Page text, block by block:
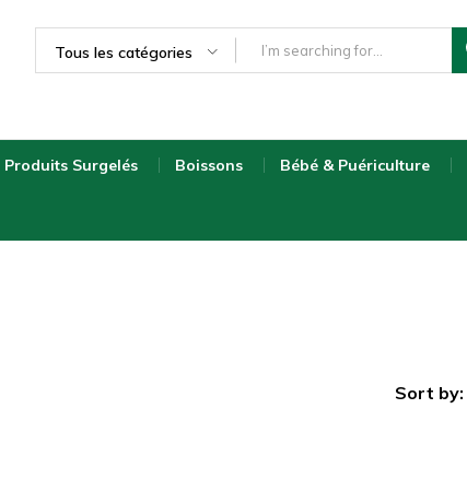
Tous les catégories
Produits Surgelés Boissons Bébé & Puériculture
Sort by: